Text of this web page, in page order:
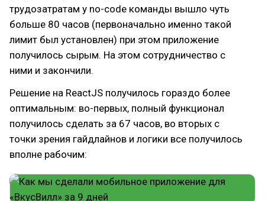
трудозатратам у no-code команды вышло чуть
больше 80 часов (первоначально именно такой
лимит был установлен) при этом приложение
получилось сырым. На этом сотрудничество с
ними и закончили.
Решение на ReactJS получилось гораздо более
оптимальным: во-первых, полный функционал
получилось сделать за 67 часов, во вторых с
точки зрения гайдлайнов и логики все получилось
вполне рабочим: